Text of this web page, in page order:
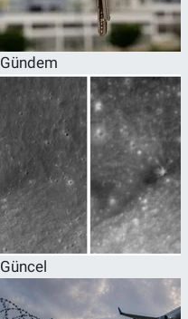
Gündem
Güncel